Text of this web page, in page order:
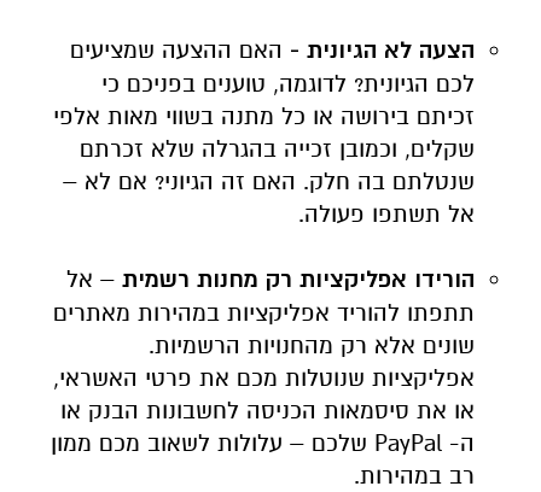
הצעה לא הגיונית - האם ההצעה שמציעים
לכם הגיונית? לדוגמה, טוענים בפניכם כי
זכיתם בירושה או כל מתנה בשווי מאות אלפי
שקלים, וכמובן זכייה בהגרלה שלא זכרתם
שנטלתם בה חלק. האם זה הגיוני? אם לא –
אל תשתפו פעולה.
הורידו אפליקציות רק מחנות רשמית – אל
תתפתו להוריד אפליקציות במהירות מאתרים
שונים אלא רק מהחנויות הרשמיות.
אפליקציות שנוטלות מכם את פרטי האשראי,
או את סיסמאות הכניסה לחשבונות הבנק או
ה- PayPal שלכם – עלולות לשאוב מכם ממון
רב במהירות.